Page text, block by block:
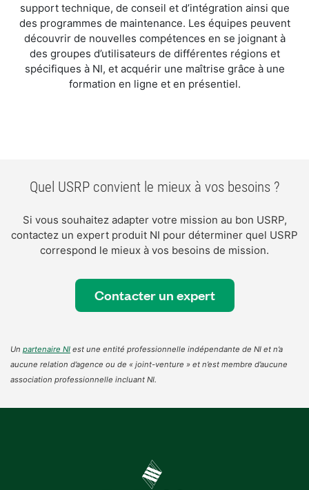
support technique, de conseil et d’intégration ainsi que
des programmes de maintenance. Les équipes peuvent
découvrir de nouvelles compétences en se joignant à
des groupes d’utilisateurs de différentes régions et
spécifiques à NI, et acquérir une maîtrise grâce à une
formation en ligne et en présentiel.
Quel USRP convient le mieux à vos besoins ?
Si vous souhaitez adapter votre mission au bon USRP,
contactez un expert produit NI pour déterminer quel USRP
correspond le mieux à vos besoins de mission.
Contacter un expert
Un partenaire NI est une entité professionnelle indépendante de NI et n’a
aucune relation d’agence ou de « joint-venture » et n’est membre d’aucune
association professionnelle incluant NI.